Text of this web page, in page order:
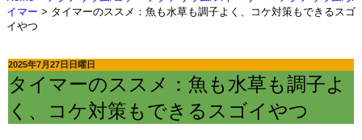
（7/21）
光量？スペクトル？迷宮入りしがちな水草用ライトの選び、脱出の糸口
（7/7）
ミクロソリウムはどんな水草？CO2添加量や肥料はどうする？ （6/30）
やった水槽立ち上がった！でもすぐにウールマットの掃除はしないで！
（6/23）
電磁弁が先か？スピードコントローラーが先か？CO2漏れ意外な原因
イマー
タイマーのススメ：魚も水草も調子よく、コケ対策もできるスゴ
イやつ
2025年7月27日日曜日
タイマーのススメ：魚も水草も調子よ
く、コケ対策もできるスゴイやつ